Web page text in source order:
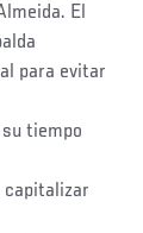
El
para evitar
tiempo
capitalizar